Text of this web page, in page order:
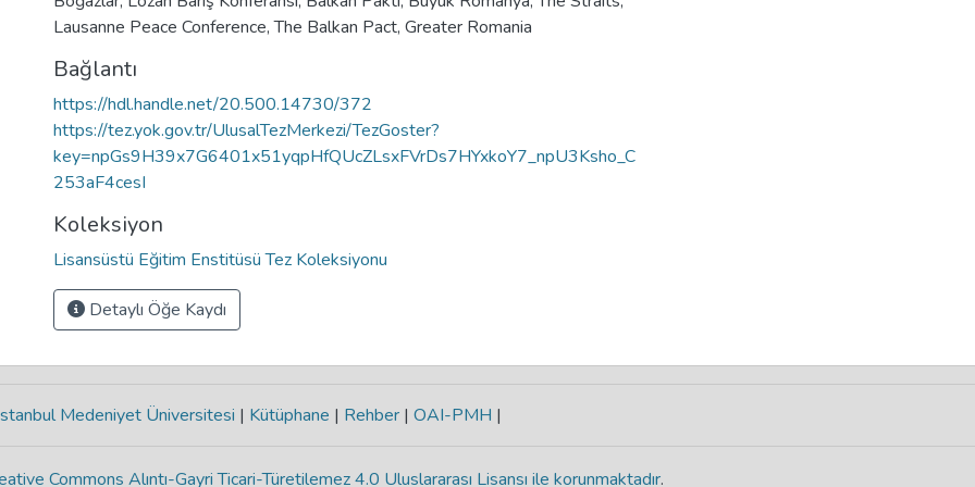
Lausanne Peace Conference,The Balkan Pact, Greater Romania
Bağlantı
https://hdl.handle.net/20.500.14730/372
https://tez.yok.gov.tr/UlusalTezMerkezi/TezGoster?
key=npGs9H39x7G6401x51yqpHfQUcZLsxFVrDs7HYxkoY7_npU3Ksho_C
253aF4cesI
Koleksiyon
Lisansüstü Eğitim Enstitüsü Tez Koleksiyonu
Detaylı Öğe Kaydı
Medeniyet Üniversitesi | Kütüphane | Rehber | OAI-PMH |
Commons Alıntı-Gayri Ticari-Türetilemez 4.0 Uluslararası Lisansı ile korunmaktadır.